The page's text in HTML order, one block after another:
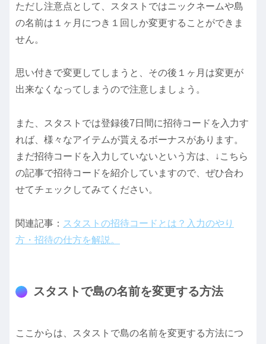
ただし注意点として、スタストではニックネームや島
の名前は１ヶ月につき１回しか変更することができま
せん。
思い付きで変更してしまうと、その後１ヶ月は変更が
出来なくなってしまうので注意しましょう。
また、スタストでは登録後7日間に招待コードを入力す
れば、様々なアイテムが貰えるボーナスがあります。
まだ招待コードを入力していないという方は、↓こちら
の記事で招待コードを紹介していますので、ぜひ合わ
せてチェックしてみてください。
関連記事： スタストの招待コードとは？入力のやり
方・招待の仕方を解説。
スタストで島の名前を変更する方法
ここからは、スタストで島の名前を変更する方法につ